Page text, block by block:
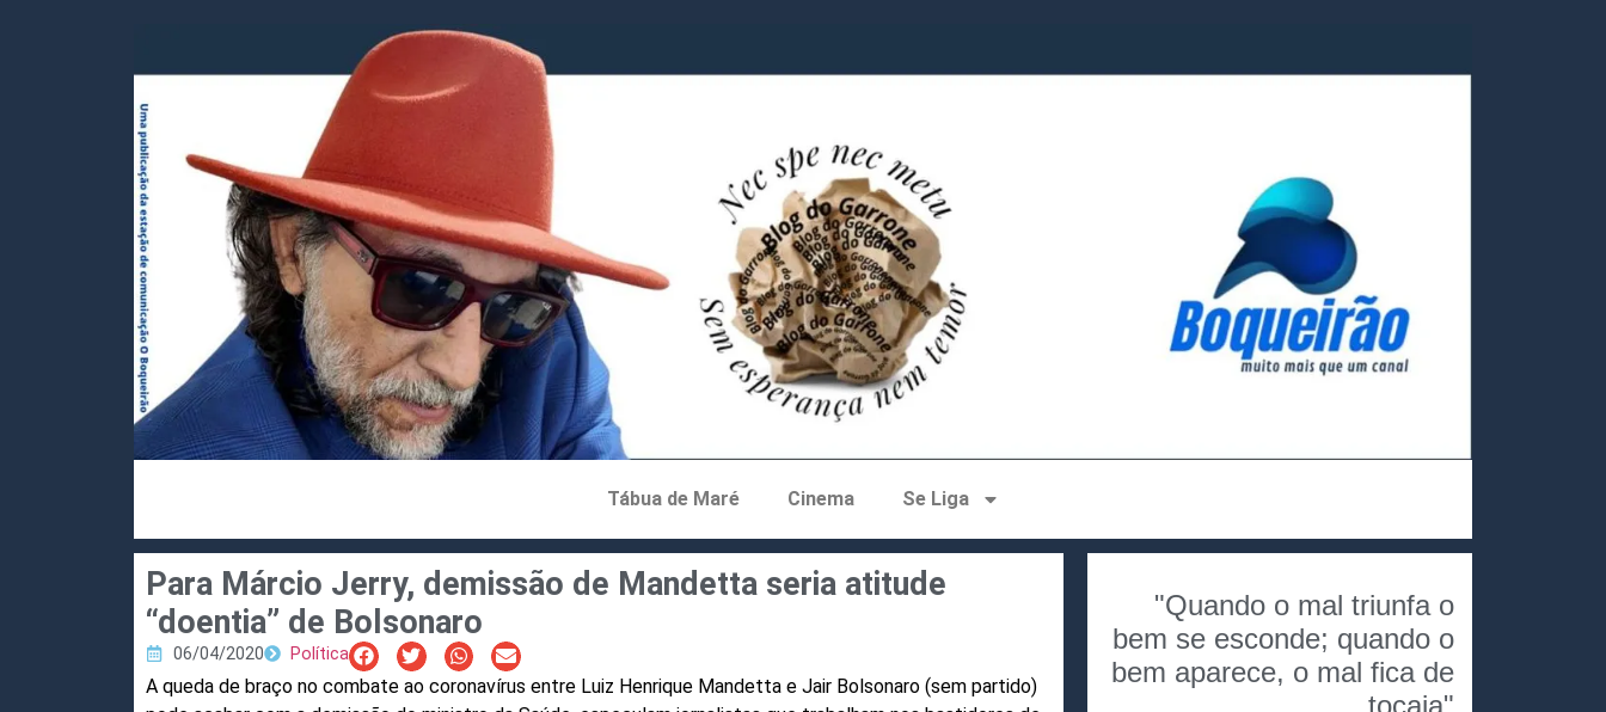
Tábua de Maré Cinema Se Liga
Para Márcio Jerry, demissão de Mandetta seria atitude
“doentia” de Bolsonaro
06/04/2020 Política
A queda de braço no combate ao coronavírus entre Luiz Henrique Mandetta e Jair Bolsonaro (sem partido)
"Quando o mal triunfa o
bem se esconde; quando o
bem aparece, o mal fica de
tocaia"